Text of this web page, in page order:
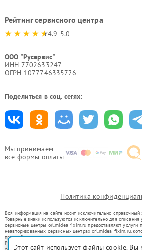
Мы принимаем
все формы оплаты
Рейтинг сервисного центра
4.9-5.0
ООО "Русервис"
ИНН 7702633247
ОГРН 1077746335776
Поделиться в соц. сетях:
Политика
Вся информация на сайте носит исключительно справочный
Товарные знаки используются исключительно для описания
сервисные центры orl.midea-fixim.ru предоставляют услуги
неавторизованных сервисных центрах orl.midea-fixim.ru,
правообладателями товарных знаков или их официальными
Ремонт осуществляется для устройств, уже введенных в
Этот сайт использует файлы cookie. Вы